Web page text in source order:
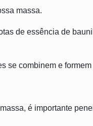
massa.
de essência de
se combinem e
é importante